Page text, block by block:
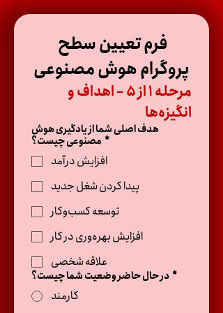
پروگرام هوش مصنوعی
انگیزه‌ها
هدف اصلی شما از یادگیری هوش
مصنوعی چیست؟ *
افزایش درآمد
پیدا کردن شغل جدید
توسعه کسب‌وکار
افزایش بهره‌وری در کار
علاقه شخصی
در حال حاضر وضعیت شما چیست؟*
کارمند